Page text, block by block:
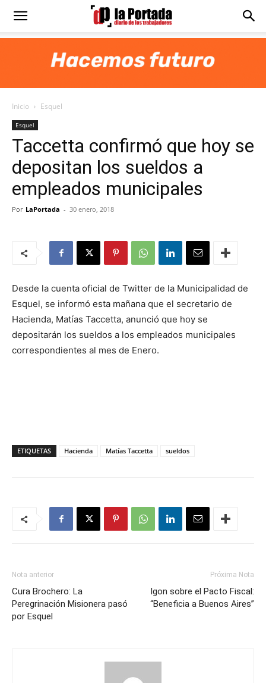
Diario
Portada
Inicio Esquel
Esquel
Taccetta confirmó que hoy se
depositan los sueldos a
empleados municipales
Por LaPortada - 30 enero, 2018
Desde la cuenta oficial de Twitter de la Municipalidad de
Esquel, se informó esta mañana que el secretario de
Hacienda, Matías Taccetta, anunció que hoy se
depositarán los sueldos a los empleados municipales
correspondientes al mes de Enero.
ETIQUETAS Hacienda Matías Taccetta sueldos
Nota anterior
Cura Brochero: La
Peregrinación Misionera pasó
por Esquel
Próxima Nota
Igon sobre el Pacto Fiscal:
“Beneficia a Buenos Aires”